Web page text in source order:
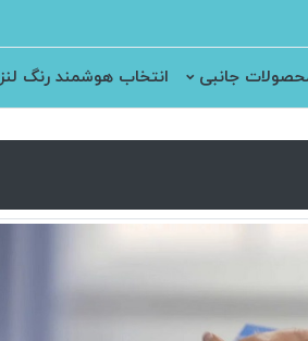
جانبی انتخاب هوشمند رنگ لنز